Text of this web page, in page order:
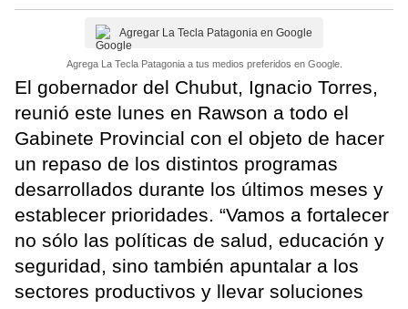
Agregar La Tecla Patagonia en Google
Agrega La Tecla Patagonia a tus medios preferidos en Google.
El gobernador del Chubut, Ignacio Torres,
reunió este lunes en Rawson a todo el
Gabinete Provincial con el objeto de hacer
un repaso de los distintos programas
desarrollados durante los últimos meses y
establecer prioridades. “Vamos a fortalecer
no sólo las políticas de salud, educación y
seguridad, sino también apuntalar a los
sectores productivos y llevar soluciones